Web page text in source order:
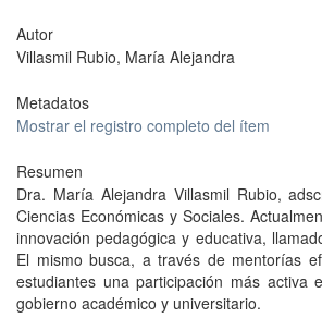
Autor
Villasmil Rubio, María Alejandra
Metadatos
Mostrar el registro completo del ítem
Resumen
Dra. María Alejandra Villasmil Rubio,
Ciencias Económicas y Sociales.
innovación pedagógica y educativa,
El mismo busca, a través de mentorías
estudiantes una participación más activa
gobierno académico y universitario.